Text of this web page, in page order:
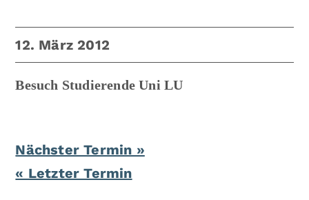
12. März 2012
Besuch Studierende Uni LU
Nächster Termin »
« Letzter Termin